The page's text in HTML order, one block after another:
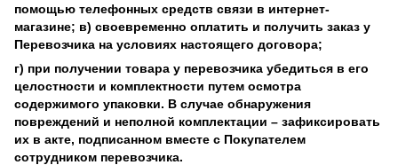
помощью телефонных средств связи в интернет-
магазине; в) своевременно оплатить и получить заказ у
Перевозчика на условиях настоящего договора;
г) при получении товара у перевозчика убедиться в его
целостности и комплектности путем осмотра
содержимого упаковки. В случае обнаружения
повреждений и неполной комплектации – зафиксировать
их в акте, подписанном вместе с Покупателем
сотрудником перевозчика.